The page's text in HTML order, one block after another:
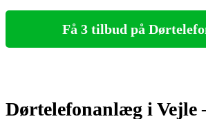
Få 3 tilbud på
Dørtelefonanlæg i